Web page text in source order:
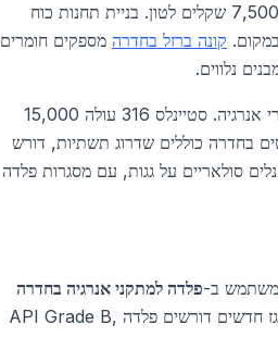
10 מ"מ משמשים למשטחים, בעלות 7,500 שקלים לטון. בניית תחנות כוח
קונה ברזל בחדרה מספקים חומרים
נלווים.
בתעשייה, פלדה למכלים כימיים באתרי אנרגיה. סטיינלס 316 עולה 15,000
בחדרה כוללים שדרוג תשתיות, דורש
סולאריים על גגות, עם מסגרות פלדה
פלדה למתקני אנרגיה בחדרה
לבניית 50 מגדלי רוח קטנים. צינורות גז חדשים דורשים פלדה API Grade B,